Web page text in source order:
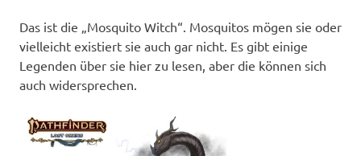
Das ist die „Mosquito Witch“. Mosquitos mögen sie oder
vielleicht existiert sie auch gar nicht. Es gibt einige
Legenden über sie hier zu lesen, aber die können sich
auch widersprechen.